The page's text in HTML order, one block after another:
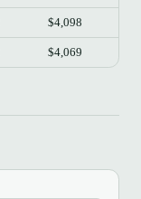
$4,098
$4,069